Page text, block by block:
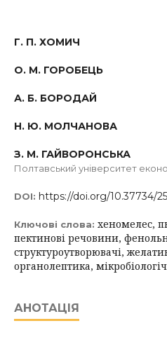
Г. П. ХОМИЧ
О. М. ГОРОБЕЦЬ
А. Б. БОРОДАЙ
Н. Ю. МОЛЧАНОВА
З. М. ГАЙВОРОНСЬКА
Полтавський університет
DOI: https://doi.org/10.37734/
Ключові слова: хеномелес,
пектинові речовини,
структуроутворювачі,
органолептика,
АНОТАЦІЯ